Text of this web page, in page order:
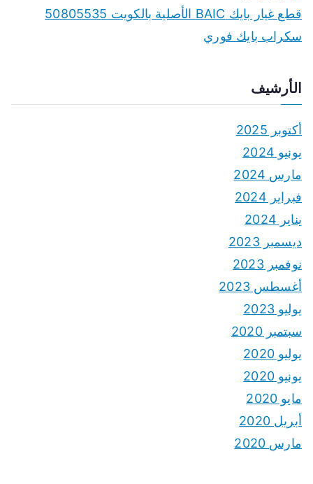
قطع غيار بايك BAIC الأصلية بالكويت 50805535
سكراب بايك فوري
الأرشيف
أكتوبر 2025
يونيو 2024
مارس 2024
فبراير 2024
يناير 2024
ديسمبر 2023
نوفمبر 2023
أغسطس 2023
يوليو 2023
سبتمبر 2020
يوليو 2020
يونيو 2020
مايو 2020
أبريل 2020
مارس 2020